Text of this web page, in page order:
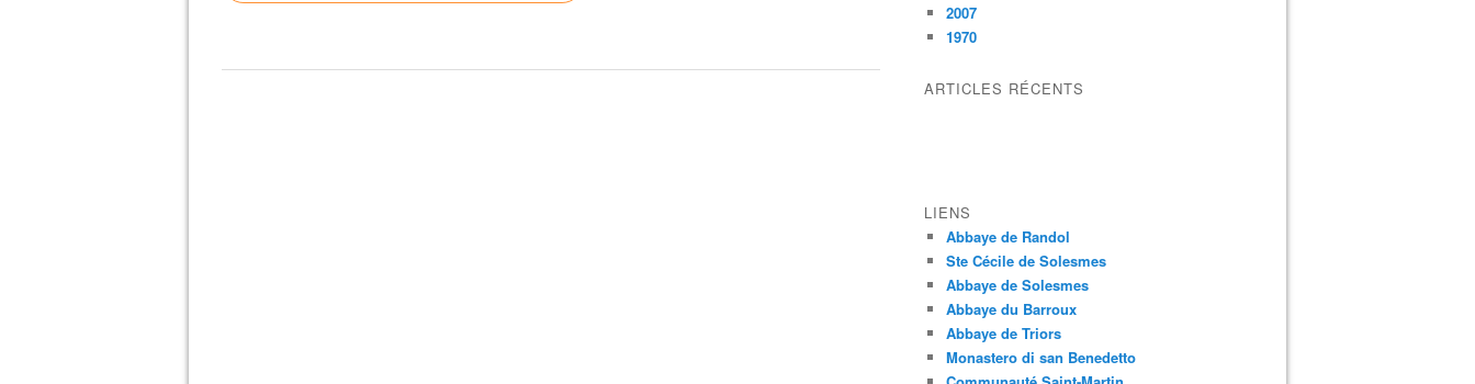
2007
1970
ARTICLES RÉCENTS
LIENS
Abbaye de Randol
Ste Cécile de Solesmes
Abbaye de Solesmes
Abbaye du Barroux
Abbaye de Triors
Monastero di san Benedetto